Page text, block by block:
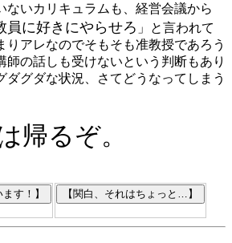
ないカリキュラムも、経営会議から
員に好きにやらせろ 」と言われて
りアレなのでそもそも准教授であろう
師の話しも受けないという判断もあり
ダグダな状況、さてどうなってしまう
帰るぞ。